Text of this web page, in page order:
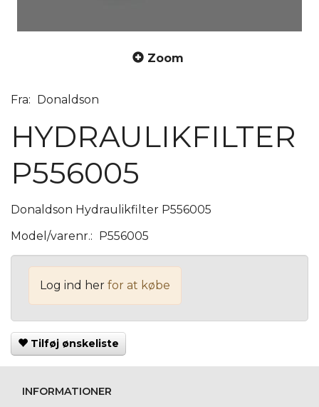
Zoom
Fra: Donaldson
HYDRAULIKFILTER
P556005
Donaldson Hydraulikfilter P556005
Model/varenr.: P556005
Log ind her for at købe
Tilføj ønskeliste
INFORMATIONER